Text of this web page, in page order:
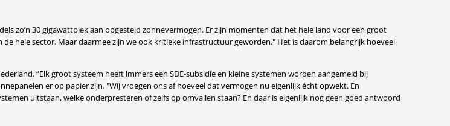
zo’n 30 gigawattpiek aan opgesteld zonnevermogen. Er zijn momenten dat het hele land voor een groot
hele sector. Maar daarmee zijn we ook kritieke infrastructuur geworden." Het is daarom belangrijk hoeveel
“Elk groot systeem heeft immers een SDE-subsidie en kleine systemen worden aangemeld bij
er op papier zijn. "Wij vroegen ons af hoeveel dat vermogen nu eigenlijk écht opwekt. En
uitstaan, welke onderpresteren of zelfs op omvallen staan? En daar is eigenlijk nog geen goed antwoord